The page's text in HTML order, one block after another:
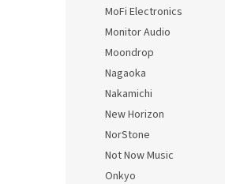
MoFi Electronics
Monitor Audio
Moondrop
Nagaoka
Nakamichi
New Horizon
NorStone
Not Now Music
Onkyo